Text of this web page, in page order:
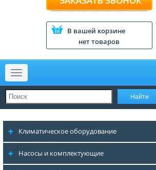
В вашей корзине
нет товаров
Меню
Климатическое оборудование
Насосы и комплектующие